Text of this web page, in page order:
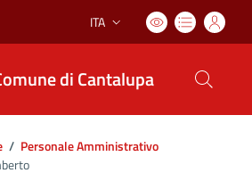
Lingua attiva:
ITA
di Cantalupa
/ Personale Amministrativo